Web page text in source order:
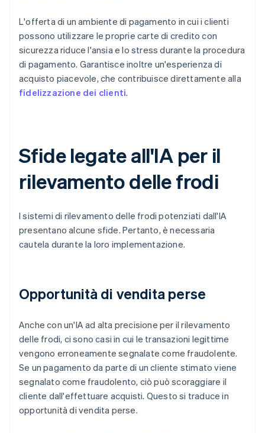
L'offerta di un ambiente di pagamento in cui i clienti
possono utilizzare le proprie carte di credito con
sicurezza riduce l'ansia e lo stress durante la procedura
di pagamento. Garantisce inoltre un'esperienza di
acquisto piacevole, che contribuisce direttamente alla
fidelizzazione dei clienti.
Sfide legate all'IA per il
rilevamento delle frodi
I sistemi di rilevamento delle frodi potenziati dall'IA
presentano alcune sfide. Pertanto, è necessaria
cautela durante la loro implementazione.
Opportunità di vendita perse
Anche con un'IA ad alta precisione per il rilevamento
delle frodi, ci sono casi in cui le transazioni legittime
vengono erroneamente segnalate come fraudolente.
Se un pagamento da parte di un cliente stimato viene
segnalato come fraudolento, ciò può scoraggiare il
cliente dall'effettuare acquisti. Questo si traduce in
opportunità di vendita perse.